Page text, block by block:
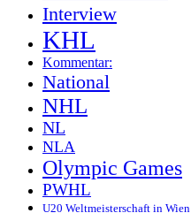
Interview
KHL
Kommentar:
National
NHL
NL
NLA
Olympic Games
PWHL
U20 Weltmeisterschaft in Wien